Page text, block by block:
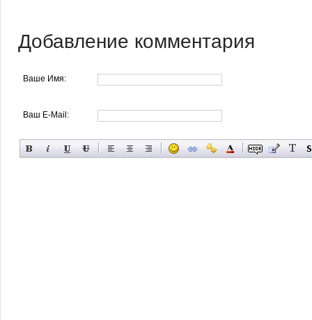
Добавление комментария
Ваше Имя:
Ваш E-Mail: